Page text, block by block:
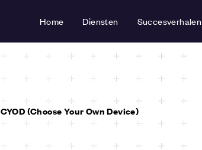
Home Diensten Succesverhalen
CYOD (Choose Your Own Device)